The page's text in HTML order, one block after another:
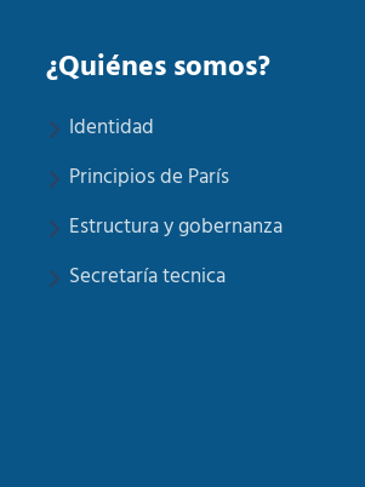
¿Quiénes somos?
Identidad
Principios de París
Estructura y gobernanza
Secretaría tecnica